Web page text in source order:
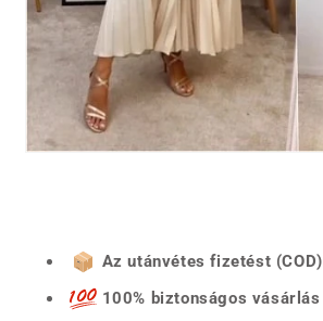
Az utánvétes fizetést (COD)
100% biztonságos vásárlás